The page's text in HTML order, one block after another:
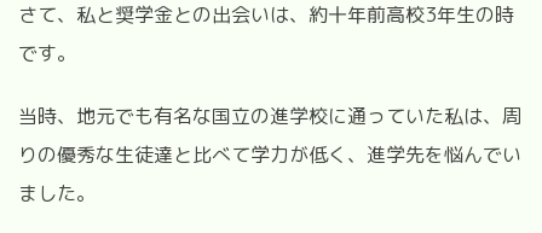
さて、私と奨学金との出会いは、約十年前高校3年生の時
です。
当時、地元でも有名な国立の進学校に通っていた私は、周
りの優秀な生徒達と比べて学力が低く、進学先を悩んでい
ました。